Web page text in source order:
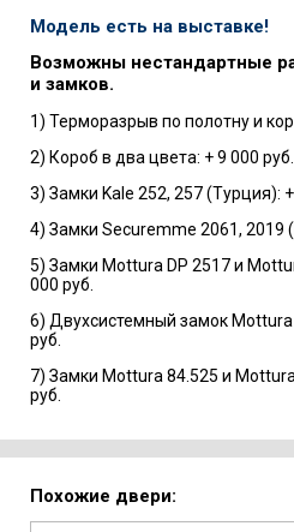
Модель есть на выставке!
Возможны нестандартные
и замков.
1) Терморазрыв по полотну и
2) Короб в два цвета: + 9 000 руб.
3) Замки Kale 252, 257 (Турция): +
4) Замки Securemme 2061, 2019
5) Замки Mottura DP 2517 и
000 руб.
6) Двухсистемный замок
руб.
7) Замки Mottura 84.525 и
руб.
Похожие двери: